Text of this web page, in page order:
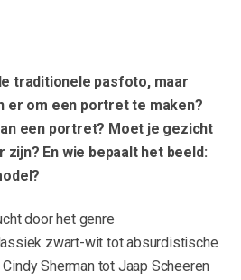
traditionele pasfoto, maar
er om een portret te maken?
een portret? Moet je gezicht
En wie bepaalt het beeld:
door het genre
zwart-wit tot absurdistische
Sherman tot Jaap Scheeren